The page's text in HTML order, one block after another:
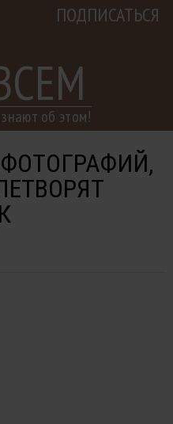
об этом!
ПОДПИСАТЬСЯ